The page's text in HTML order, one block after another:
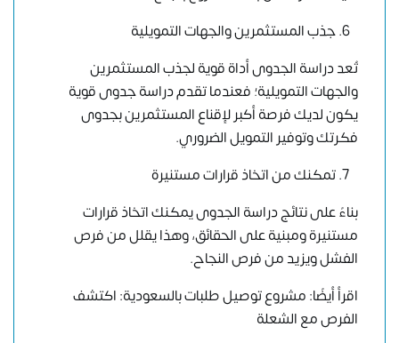
جذب المستثمرين والجهات التمويلية
تُعد دراسة الجدوى أداة قوية لجذب المستثمرين
والجهات التمويلية؛ فعندما تقدم دراسة جدوى قوية
يكون لديك فرصة أكبر لإقناع المستثمرين بجدوى
فكرتك وتوفير التمويل الضروري.
تمكنك من اتخاذ قرارات مستنيرة
بناءً على نتائج دراسة الجدوى يمكنك اتخاذ قرارات
مستنيرة ومبنية على الحقائق، وهذا يقلل من فرص
الفشل ويزيد من فرص النجاح.
اقرأ أيضًا: مشروع توصيل طلبات بالسعودية: اكتشف
الفرص مع الشعلة